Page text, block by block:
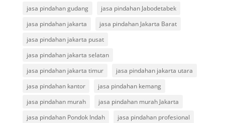
jasa pindahan gudang
jasa pindahan Jabodetabek
jasa pindahan jakarta
jasa pindahan Jakarta Barat
jasa pindahan jakarta pusat
jasa pindahan jakarta selatan
jasa pindahan jakarta timur
jasa pindahan jakarta utara
jasa pindahan kantor
jasa pindahan kemang
jasa pindahan murah
jasa pindahan murah Jakarta
jasa pindahan Pondok Indah
jasa pindahan profesional